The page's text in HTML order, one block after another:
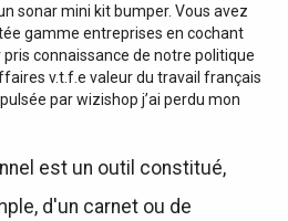
sonar mini kit bumper. Vous avez
gamme entreprises en cochant
connaissance de notre politique
v.t.f.e valeur du travail français
par wizishop j’ai perdu mon
est un outil constitué,
d'un carnet ou de